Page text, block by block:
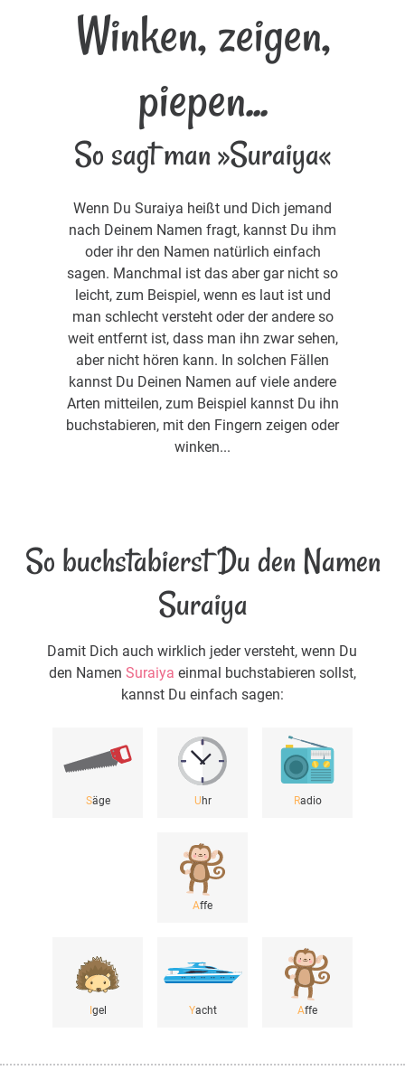
Winken, zeigen,
piepen...
So sagt man »Suraiya«
Wenn Du Suraiya heißt und Dich jemand
nach Deinem Namen fragt, kannst Du ihm
oder ihr den Namen natürlich einfach
sagen. Manchmal ist das aber gar nicht so
leicht, zum Beispiel, wenn es laut ist und
man schlecht versteht oder der andere so
weit entfernt ist, dass man ihn zwar sehen,
aber nicht hören kann. In solchen Fällen
kannst Du Deinen Namen auf viele andere
Arten mitteilen, zum Beispiel kannst Du ihn
buchstabieren, mit den Fingern zeigen oder
winken...
So buchstabierst Du den Namen
Suraiya
Damit Dich auch wirklich jeder versteht, wenn Du
den Namen Suraiya einmal buchstabieren sollst,
kannst Du einfach sagen:
Säge U hr Radio
Affe
gel Yacht Affe